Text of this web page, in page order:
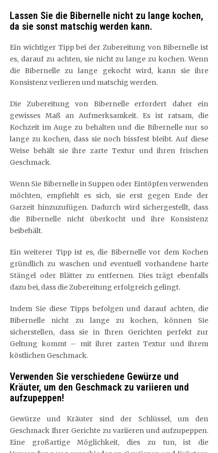
Lassen Sie die Bibernelle nicht zu lange kochen,
da sie sonst matschig werden kann.
Ein wichtiger Tipp bei der Zubereitung von Bibernelle ist
es, darauf zu achten, sie nicht zu lange zu kochen. Wenn
die Bibernelle zu lange gekocht wird, kann sie ihre
Konsistenz verlieren und matschig werden.
Die Zubereitung von Bibernelle erfordert daher ein
gewisses Maß an Aufmerksamkeit. Es ist ratsam, die
Kochzeit im Auge zu behalten und die Bibernelle nur so
lange zu kochen, dass sie noch bissfest bleibt. Auf diese
Weise behält sie ihre zarte Textur und ihren frischen
Geschmack.
Wenn Sie Bibernelle in Suppen oder Eintöpfen verwenden
möchten, empfiehlt es sich, sie erst gegen Ende der
Garzeit hinzuzufügen. Dadurch wird sichergestellt, dass
die Bibernelle nicht überkocht und ihre Konsistenz
beibehält.
Ein weiterer Tipp ist es, die Bibernelle vor dem Kochen
gründlich zu waschen und eventuell vorhandene harte
Stängel oder Blätter zu entfernen. Dies trägt ebenfalls
dazu bei, dass die Zubereitung erfolgreich gelingt.
Indem Sie diese Tipps befolgen und darauf achten, die
Bibernelle nicht zu lange zu kochen, können Sie
sicherstellen, dass sie in Ihren Gerichten perfekt zur
Geltung kommt – mit ihrer zarten Textur und ihrem
köstlichen Geschmack.
Verwenden Sie verschiedene Gewürze und
Kräuter, um den Geschmack zu variieren und
aufzupeppen!
Gewürze und Kräuter sind der Schlüssel, um den
Geschmack Ihrer Gerichte zu variieren und aufzupeppen.
Eine großartige Möglichkeit, dies zu tun, ist die